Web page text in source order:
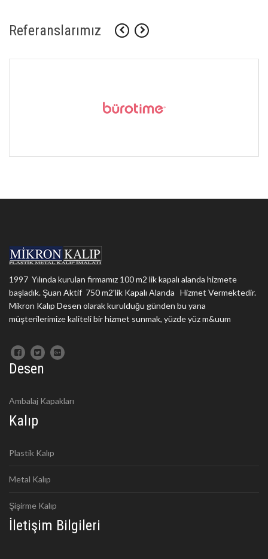
Referanslarımız
1997 Yılında kurulan firmamız 100 m2 lik kapalı alanda hizmete
başladık. Şuan Aktif 750 m2'lik Kapalı Alanda Hizmet Vermektedir.
Mikron Kalıp Desen olarak kurulduğu günden bu yana
müşterilerimize kaliteli bir hizmet sunmak, yüzde yüz m&uum
Desen
Ambalaj Kapakları
Kalıp
Plastik Kalıp
Metal Kalıp
Şişirme Kalıp
İletişim Bilgileri